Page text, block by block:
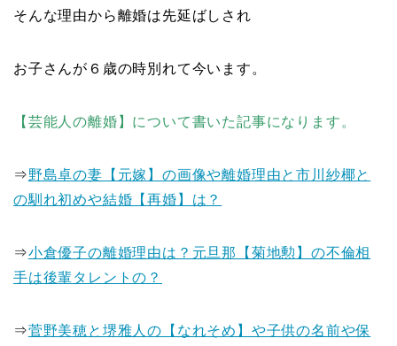
そんな理由から離婚は先延ばしされ
お子さんが６歳の時別れて今います。
【芸能人の離婚】について書いた記事になります。
⇒野島卓の妻【元嫁】の画像や離婚理由と市川紗椰と
の馴れ初めや結婚【再婚】は？
⇒小倉優子の離婚理由は？元旦那【菊地勲】の不倫相
手は後輩タレントの？
⇒菅野美穂と堺雅人の【なれそめ】や子供の名前や保